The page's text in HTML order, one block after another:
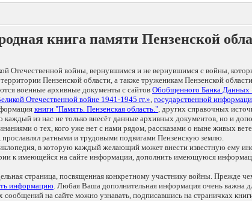
книга памяти Пензенской
Отечественной войны, вернувшимся и не вернувшимся с войны,
Пензенской области, а также труженикам Пензенской
военные архивные документы с сайтов Обобщенного Банка
Отечественной войне 1941-1945 гг.», государственной
книги "Память. Пензенская область.", других справочных
каждый из нас не только внесёт данные архивных документов, но и
о тех, кого уже нет с нами рядом, рассказами о ныне живых
прославлял ратными и трудовыми подвигами Пензенскую землю.
в которую каждый желающий может внести известную ему
к имеющейся на сайте информации, дополнить имеющуюся
страница, посвященная конкретному участнику войны. Прежде
информацию. Любая Ваша дополнительная информация очень важна
на сайте можно узнавать, подписавшись на страничках